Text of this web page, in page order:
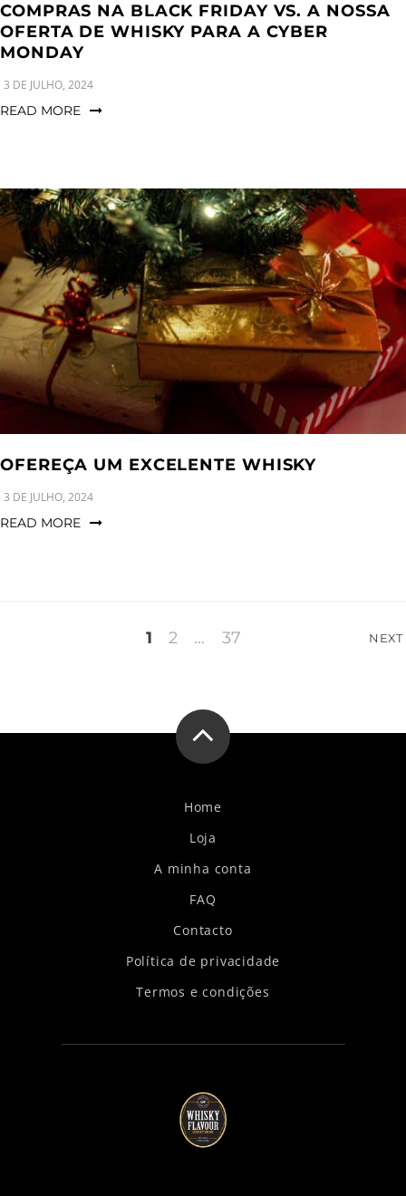
COMPRAS NA BLACK FRIDAY VS. A NOSSA
OFERTA DE WHISKY PARA A CYBER
MONDAY
3 DE JULHO, 2024
READ MORE
OFEREÇA UM EXCELENTE WHISKY
3 DE JULHO, 2024
READ MORE
Paginação
1 2 … 37 NEXT
Home
Loja
A minha conta
FAQ
Contacto
Política de privacidade
Termos e condições